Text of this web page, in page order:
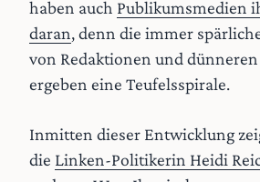
haben auch Publikumsmedien
daran, denn die immer
von Redaktionen und dünneren
ergeben eine Teufelsspirale.
Inmitten dieser Entwicklung
die Linken-Politikerin Heidi